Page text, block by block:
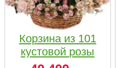
Корзина из 101
кустовой розы
нежных тонов